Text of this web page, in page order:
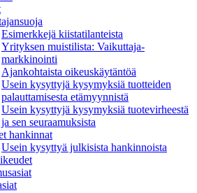
Esimerkkejä kiistatilanteista
Yrityksen muistilista: Vaikuttaja­
markkinointi
Ajankohtaista oikeuskäytäntöä
Usein kysyttyjä kysymyksiä tuotteiden
palauttamisesta etämyynnistä
Usein kysyttyjä kysymyksiä tuotevirheestä
ja sen seuraamuksista
hankinnat
Usein kysyttyä julkisista hankinnoista